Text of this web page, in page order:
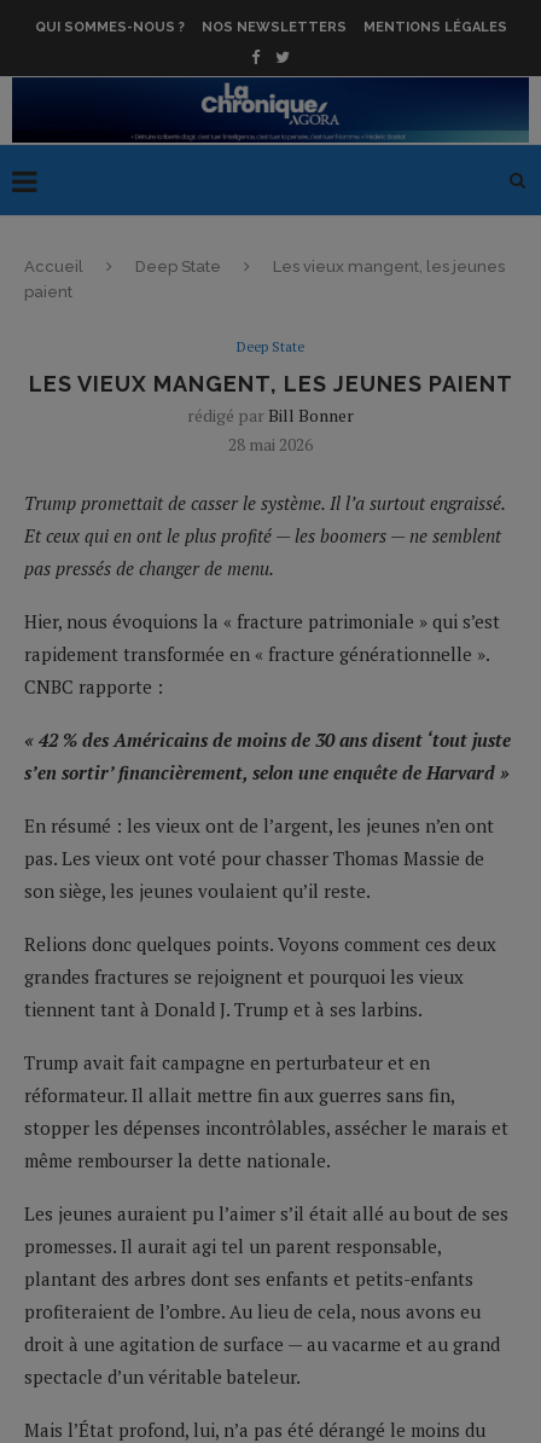
QUI SOMMES-NOUS ? NOS NEWSLETTERS MENTIONS LÉGALES
Accueil Deep State
Les vieux mangent, les jeunes
paient
Deep State
LES VIEUX MANGENT, LES JEUNES PAIENT
rédigé par Bill Bonner
28 mai 2026
Trump promettait de casser le système. Il l’a surtout engraissé.
Et ceux qui en ont le plus profité — les boomers — ne semblent
pas pressés de changer de menu.
Hier, nous évoquions la « fracture patrimoniale » qui s’est
rapidement transformée en « fracture générationnelle ».
CNBC rapporte :
« 42 % des Américains de moins de 30 ans disent ‘tout juste
s’en sortir’ financièrement, selon une enquête de Harvard »
En résumé : les vieux ont de l’argent, les jeunes n’en ont
pas. Les vieux ont voté pour chasser Thomas Massie de
son siège, les jeunes voulaient qu’il reste.
Relions donc quelques points. Voyons comment ces deux
grandes fractures se rejoignent et pourquoi les vieux
tiennent tant à Donald J. Trump et à ses larbins.
Trump avait fait campagne en perturbateur et en
réformateur. Il allait mettre fin aux guerres sans fin,
stopper les dépenses incontrôlables, assécher le marais et
même rembourser la dette nationale.
Les jeunes auraient pu l’aimer s’il était allé au bout de ses
promesses. Il aurait agi tel un parent responsable,
plantant des arbres dont ses enfants et petits-enfants
profiteraient de l’ombre. Au lieu de cela, nous avons eu
droit à une agitation de surface — au vacarme et au grand
spectacle d’un véritable bateleur.
Mais l’État profond, lui, n’a pas été dérangé le moins du